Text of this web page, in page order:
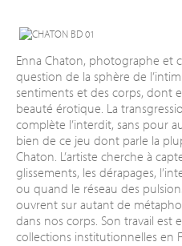
Enna Chaton, photographe et
question de la sphère de
sentiments et des corps, dont
beauté érotique. La
complète l’interdit, sans pour
bien de ce jeu dont parle la
Chaton. L’artiste cherche à
glissements, les dérapages,
ou quand le réseau des
ouvrent sur autant de
dans nos corps. Son travail est
collections institutionnelles en